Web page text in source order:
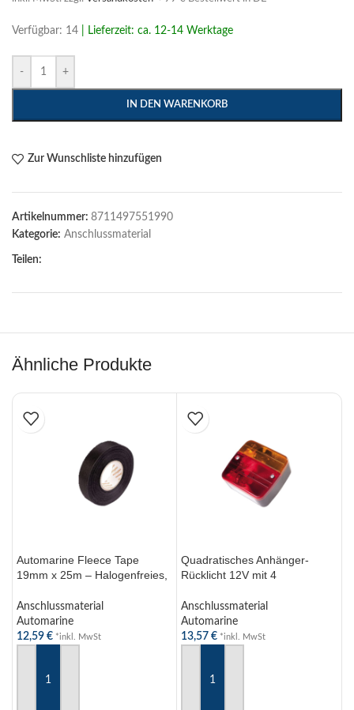
Verfügbar: 14 | Lieferzeit: ca. 12-14 Werktage
- +
IN DEN WARENKORB
Zur Wunschliste hinzufügen
Artikelnummer: 8711497551990
Kategorie: Anschlussmaterial
Teilen:
Ähnliche Produkte
Automarine Fleece Tape
19mm x 25m – Halogenfreies,
Kabelbindeband für -40°C bis
125°C
Anschlussmaterial
Automarine
12,59 € *inkl. MwSt
Quadratisches Anhänger-
Rücklicht 12V mit 4
Blinklicht,
Kennzeichenbeleuchtung
Anschlussmaterial
Automarine
13,57 € *inkl. MwSt